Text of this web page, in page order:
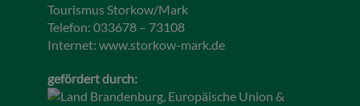
Tourismus Storkow/Mark
Telefon: 033678 – 73108
Internet: www.storkow-mark.de
gefördert durch: